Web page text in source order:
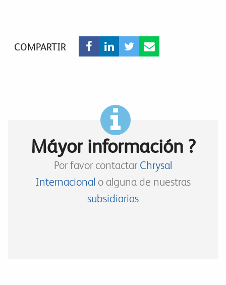
COMPARTIR
Máyor información ?
Por favor contactar Chrysal
Internacional o alguna de nuestras
subsidiarias